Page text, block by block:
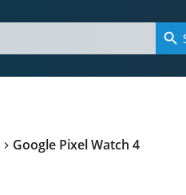
Google Pixel Watch 4